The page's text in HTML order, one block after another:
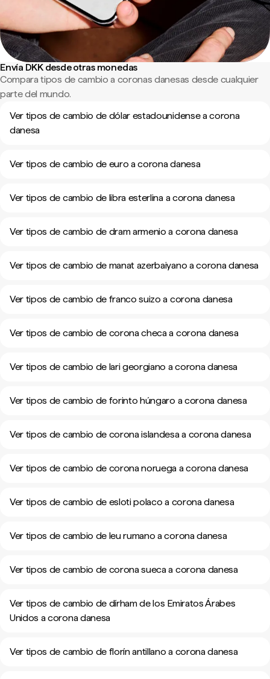
Envía DKK desde otras monedas
Compara tipos de cambio a coronas danesas desde cualquier
parte del mundo.
Ver tipos de cambio de dólar estadounidense a corona
danesa
Ver tipos de cambio de euro a corona danesa
Ver tipos de cambio de libra esterlina a corona danesa
Ver tipos de cambio de dram armenio a corona danesa
Ver tipos de cambio de manat azerbaiyano a corona danesa
Ver tipos de cambio de franco suizo a corona danesa
Ver tipos de cambio de corona checa a corona danesa
Ver tipos de cambio de lari georgiano a corona danesa
Ver tipos de cambio de forinto húngaro a corona danesa
Ver tipos de cambio de corona islandesa a corona danesa
Ver tipos de cambio de corona noruega a corona danesa
Ver tipos de cambio de esloti polaco a corona danesa
Ver tipos de cambio de leu rumano a corona danesa
Ver tipos de cambio de corona sueca a corona danesa
Ver tipos de cambio de dírham de los Emiratos Árabes
Unidos a corona danesa
Ver tipos de cambio de florín antillano a corona danesa